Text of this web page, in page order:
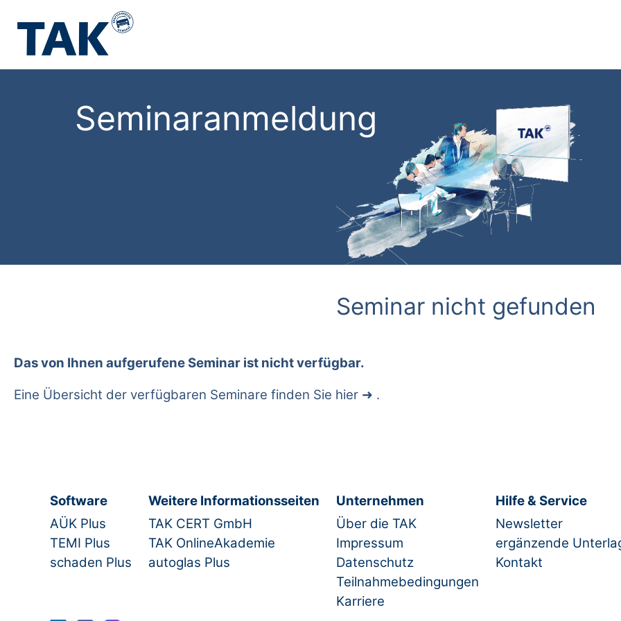
Seminaranmeldung
Seminar nicht gefunden
Das von Ihnen aufgerufene Seminar ist nicht verfügbar.
Eine Übersicht der verfügbaren Seminare finden Sie hier .
Software
AÜK Plus
TEMI Plus
schaden Plus
Weitere Informationsseiten
TAK CERT GmbH
TAK OnlineAkademie
autoglas Plus
Unternehmen
Über die TAK
Impressum
Datenschutz
Teilnahmebedingungen
Karriere
Hilfe & Service
Newsletter
ergänzende
Kontakt